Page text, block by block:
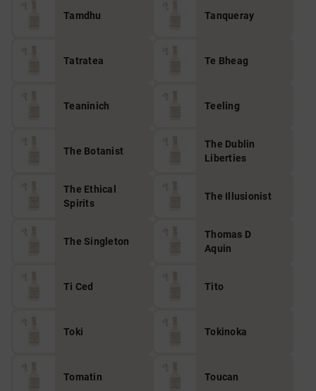
Tamdhu Tanqueray
Tatratea Te Bheag
Teaninich Teeling
The Botanist
The Dublin
Liberties
The Ethical
Spirits
The Illusionist
The Singleton
Thomas D
Aquin
Ti Ced Tito
Toki Tokinoka
Tomatin Toucan